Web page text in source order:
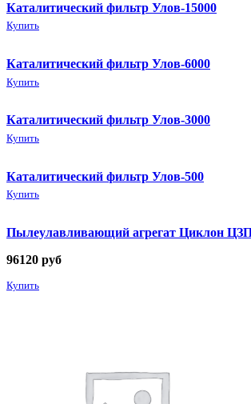
Каталитический фильтр Улов-15000
Купить
Каталитический фильтр Улов-6000
Купить
Каталитический фильтр Улов-3000
Купить
Каталитический фильтр Улов-500
Купить
Пылеулавливающий агрегат Циклон
96120 руб
Купить